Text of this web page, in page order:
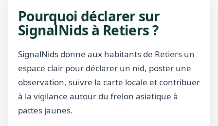
Pourquoi déclarer sur
SignalNids à Retiers ?
SignalNids donne aux habitants de Retiers un
espace clair pour déclarer un nid, poster une
observation, suivre la carte locale et contribuer
à la vigilance autour du frelon asiatique à
pattes jaunes.